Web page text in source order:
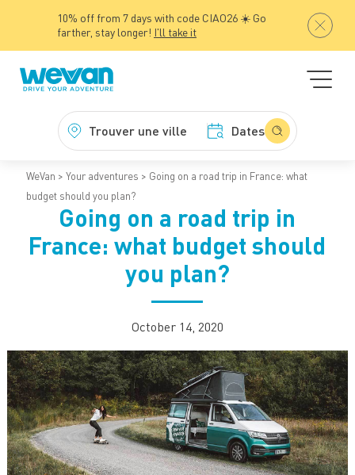
10% off from 7 days with code CIAO26 ☀️ Go
farther, stay longer! I'll take it
Trouver une ville Dates
WeVan Your adventures
Going on a road trip in France: what
budget should you plan?
Going on a road trip in
France: what budget should
you plan?
October 14, 2020